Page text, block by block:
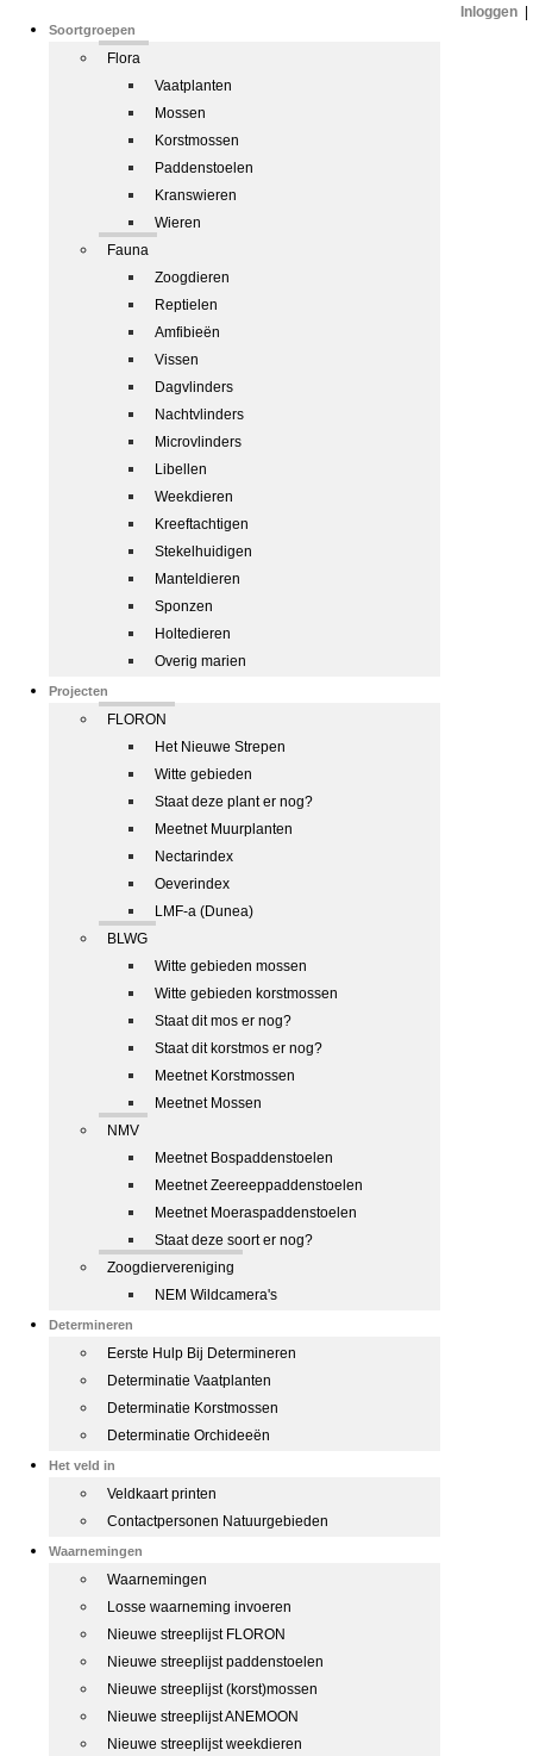
Soortgroepen
Flora
Vaatplanten
Mossen
Korstmossen
Paddenstoelen
Kranswieren
Wieren
Fauna
Zoogdieren
Reptielen
Amfibieën
Vissen
Dagvlinders
Nachtvlinders
Microvlinders
Libellen
Weekdieren
Kreeftachtigen
Stekelhuidigen
Manteldieren
Sponzen
Holtedieren
Overig marien
Projecten
FLORON
Het Nieuwe Strepen
Witte gebieden
Staat deze plant er nog?
Meetnet Muurplanten
Nectarindex
Oeverindex
LMF-a (Dunea)
BLWG
Witte gebieden mossen
Witte gebieden korstmossen
Staat dit mos er nog?
Staat dit korstmos er nog?
Meetnet Korstmossen
Meetnet Mossen
NMV
Meetnet Bospaddenstoelen
Meetnet Zeereeppaddenstoelen
Meetnet Moeraspaddenstoelen
Staat deze soort er nog?
Zoogdiervereniging
NEM Wildcamera's
Determineren
Eerste Hulp Bij Determineren
Determinatie Vaatplanten
Determinatie Korstmossen
Determinatie Orchideeën
Het veld in
Veldkaart printen
Contactpersonen Natuurgebieden
Waarnemingen
Waarnemingen
Losse waarneming invoeren
Nieuwe streeplijst FLORON
Nieuwe streeplijst paddenstoelen
Nieuwe streeplijst (korst)mossen
Nieuwe streeplijst ANEMOON
Nieuwe streeplijst weekdieren
Inloggen